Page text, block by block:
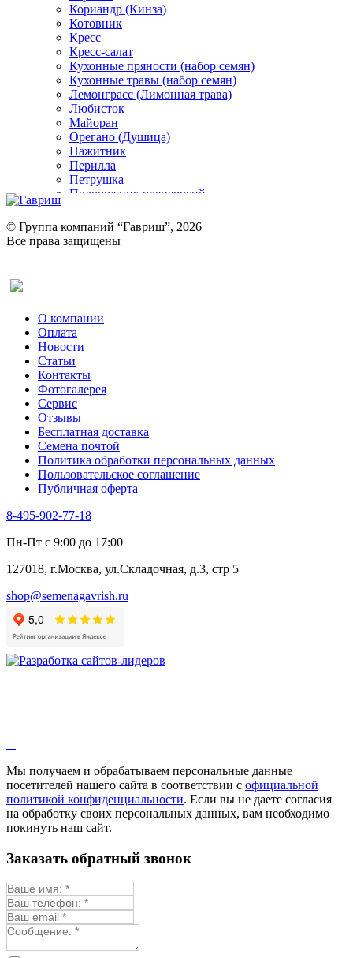
Кориандр (Кинза)
Котовник
Кресс
Кресс-салат
Кухонные пряности (набор семян)
Кухонные травы (набор семян)
Лемонграсс (Лимонная трава)
Любисток
Майоран
Орегано (Душица)
Пажитник
Перилла
Петрушка
Подорожник оленерогий
Ревень
Рукола
Рута
Тмин
Трава для чая
Туласи
Укроп
Фенхель пряный
Хризантема овощная
Цикорий пряный
Цикорий салатный (Витлуф)
Черемша
Шпинат
Щавель
Эндивий
Эстрагон
Алтей
Бессмертник
Валериана
Валерианелла
Гибискус лекарственный
Девясил
Душица
Змееголовник
Мыльнянка
Мята
Овсяный корень
Огуречная трава
Пустырник
Репешок
Синюха
Смесь лекарственных
© Группа компаний “Гавриш”, 2026
Все права защищены
О компании
Оплата
Новости
Статьи
Контакты
Фотогалерея​
Сервис
Отзывы
Бесплатная доставка
Семена почтой
Политика обработки персональных данных
Пользовательское соглашение
Публичная оферта
8-495-902-77-18
Пн-Пт с 9:00 до 17:00
127018, г.Москва, ул.Складочная, д.3, стр 5
shop@semenagavrish.ru
Мы получаем и обрабатываем персональные данные
посетителей нашего сайта в соответствии с официальной
политикой конфиденциальности. Если вы не даете согласия
на обработку своих персональных данных, вам необходимо
покинуть наш сайт.
Заказать обратный звонок